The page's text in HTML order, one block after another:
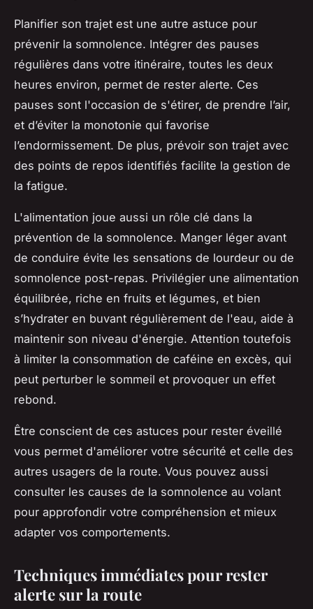
Planifier son trajet est une autre astuce pour
prévenir la somnolence. Intégrer des pauses
régulières dans votre itinéraire, toutes les deux
heures environ, permet de rester alerte. Ces
pauses sont l'occasion de s'étirer, de prendre l’air,
et d’éviter la monotonie qui favorise
l’endormissement. De plus, prévoir son trajet avec
des points de repos identifiés facilite la gestion de
la fatigue.
L'alimentation joue aussi un rôle clé dans la
prévention de la somnolence. Manger léger avant
de conduire évite les sensations de lourdeur ou de
somnolence post-repas. Privilégier une alimentation
équilibrée, riche en fruits et légumes, et bien
s’hydrater en buvant régulièrement de l'eau, aide à
maintenir son niveau d'énergie. Attention toutefois
à limiter la consommation de caféine en excès, qui
peut perturber le sommeil et provoquer un effet
rebond.
Être conscient de ces astuces pour rester éveillé
vous permet d'améliorer votre sécurité et celle des
autres usagers de la route. Vous pouvez aussi
consulter les causes de la somnolence au volant
pour approfondir votre compréhension et mieux
adapter vos comportements.
Techniques immédiates pour rester
alerte sur la route